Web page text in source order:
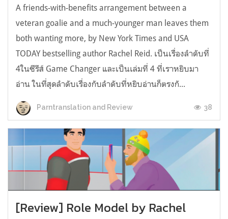
A friends-with-benefits arrangement between a
veteran goalie and a much-younger man leaves them
both wanting more, by New York Times and USA
TODAY bestselling author Rachel Reid. เป็นเรื่องลำดับที่
4ในซีรีส์ Game Changer และเป็นเล่มที่ 4 ที่เราหยิบมา
อ่าน ในที่สุดลำดับเรื่องกับลำดับที่หยิบอ่านก็ตรงกั...
Parntranslation and Review 38
[Review] Role Model by Rachel